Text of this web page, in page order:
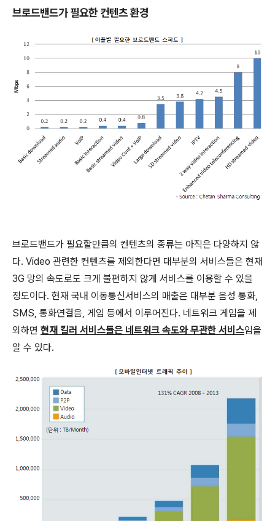
브로드밴드가 필요한 컨텐츠 환경
브로드밴드가 필요할만큼의 컨텐츠의 종류는 아직은 다양하지 않
다. Video 관련한 컨텐츠를 제외한다면 대부분의 서비스들은 현재
3G 망의 속도로도 크게 불편하지 않게 서비스를 이용할 수 있을
정도이다. 현재 국내 이동통신서비스의 매출은 대부분 음성 통화,
SMS, 통화연결음, 게임 등에서 이루어진다. 네트워크 게임을 제
외하면 현재 킬러 서비스들은 네트워크 속도와 무관한 서비스임을
알 수 있다.